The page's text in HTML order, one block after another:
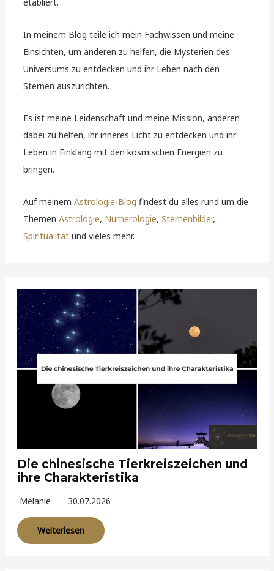
In meinem Blog teile ich mein Fachwissen und meine
Einsichten, um anderen zu helfen, die Mysterien des
Universums zu entdecken und ihr Leben nach den
Sternen auszurichten.
Es ist meine Leidenschaft und meine Mission, anderen
dabei zu helfen, ihr inneres Licht zu entdecken und ihr
Leben in Einklang mit den kosmischen Energien zu
bringen.
Auf meinemAstrologie-Blog findest du alles rund um die
ThemenAstrologie, Numerologie,Sternenbilder,
Spiritualität und vieles mehr.
Die chinesische Tierkreiszeichen und
ihre Charakteristika
Melanie 30.07.2026
Weiterlesen